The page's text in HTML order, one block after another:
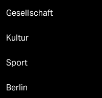
Gesellschaft
Kultur
Sport
Berlin